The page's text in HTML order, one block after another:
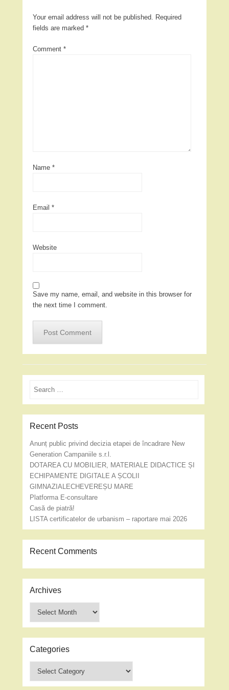
Your email address will not be published. Required
fields are marked *
Comment *
Name *
Email *
Website
Save my name, email, and website in this browser for
the next time I comment.
Search
Recent Posts
Anunț public privind decizia etapei de încadrare New
Generation Campaniile s.r.l.
DOTAREA CU MOBILIER, MATERIALE DIDACTICE ȘI
ECHIPAMENTE DIGITALE A ȘCOLII
GIMNAZIALECHEVEREȘU MARE
Platforma E-consultare
Casă de piatră!
LISTA certificatelor de urbanism – raportare mai 2026
Recent Comments
Archives
Categories